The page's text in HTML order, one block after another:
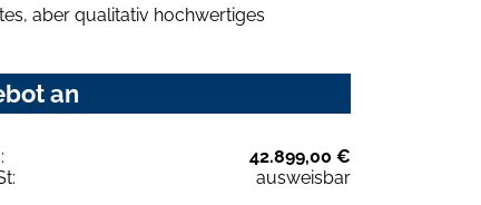
aber qualitativ hochwertiges
an
42.899,00 €
ausweisbar